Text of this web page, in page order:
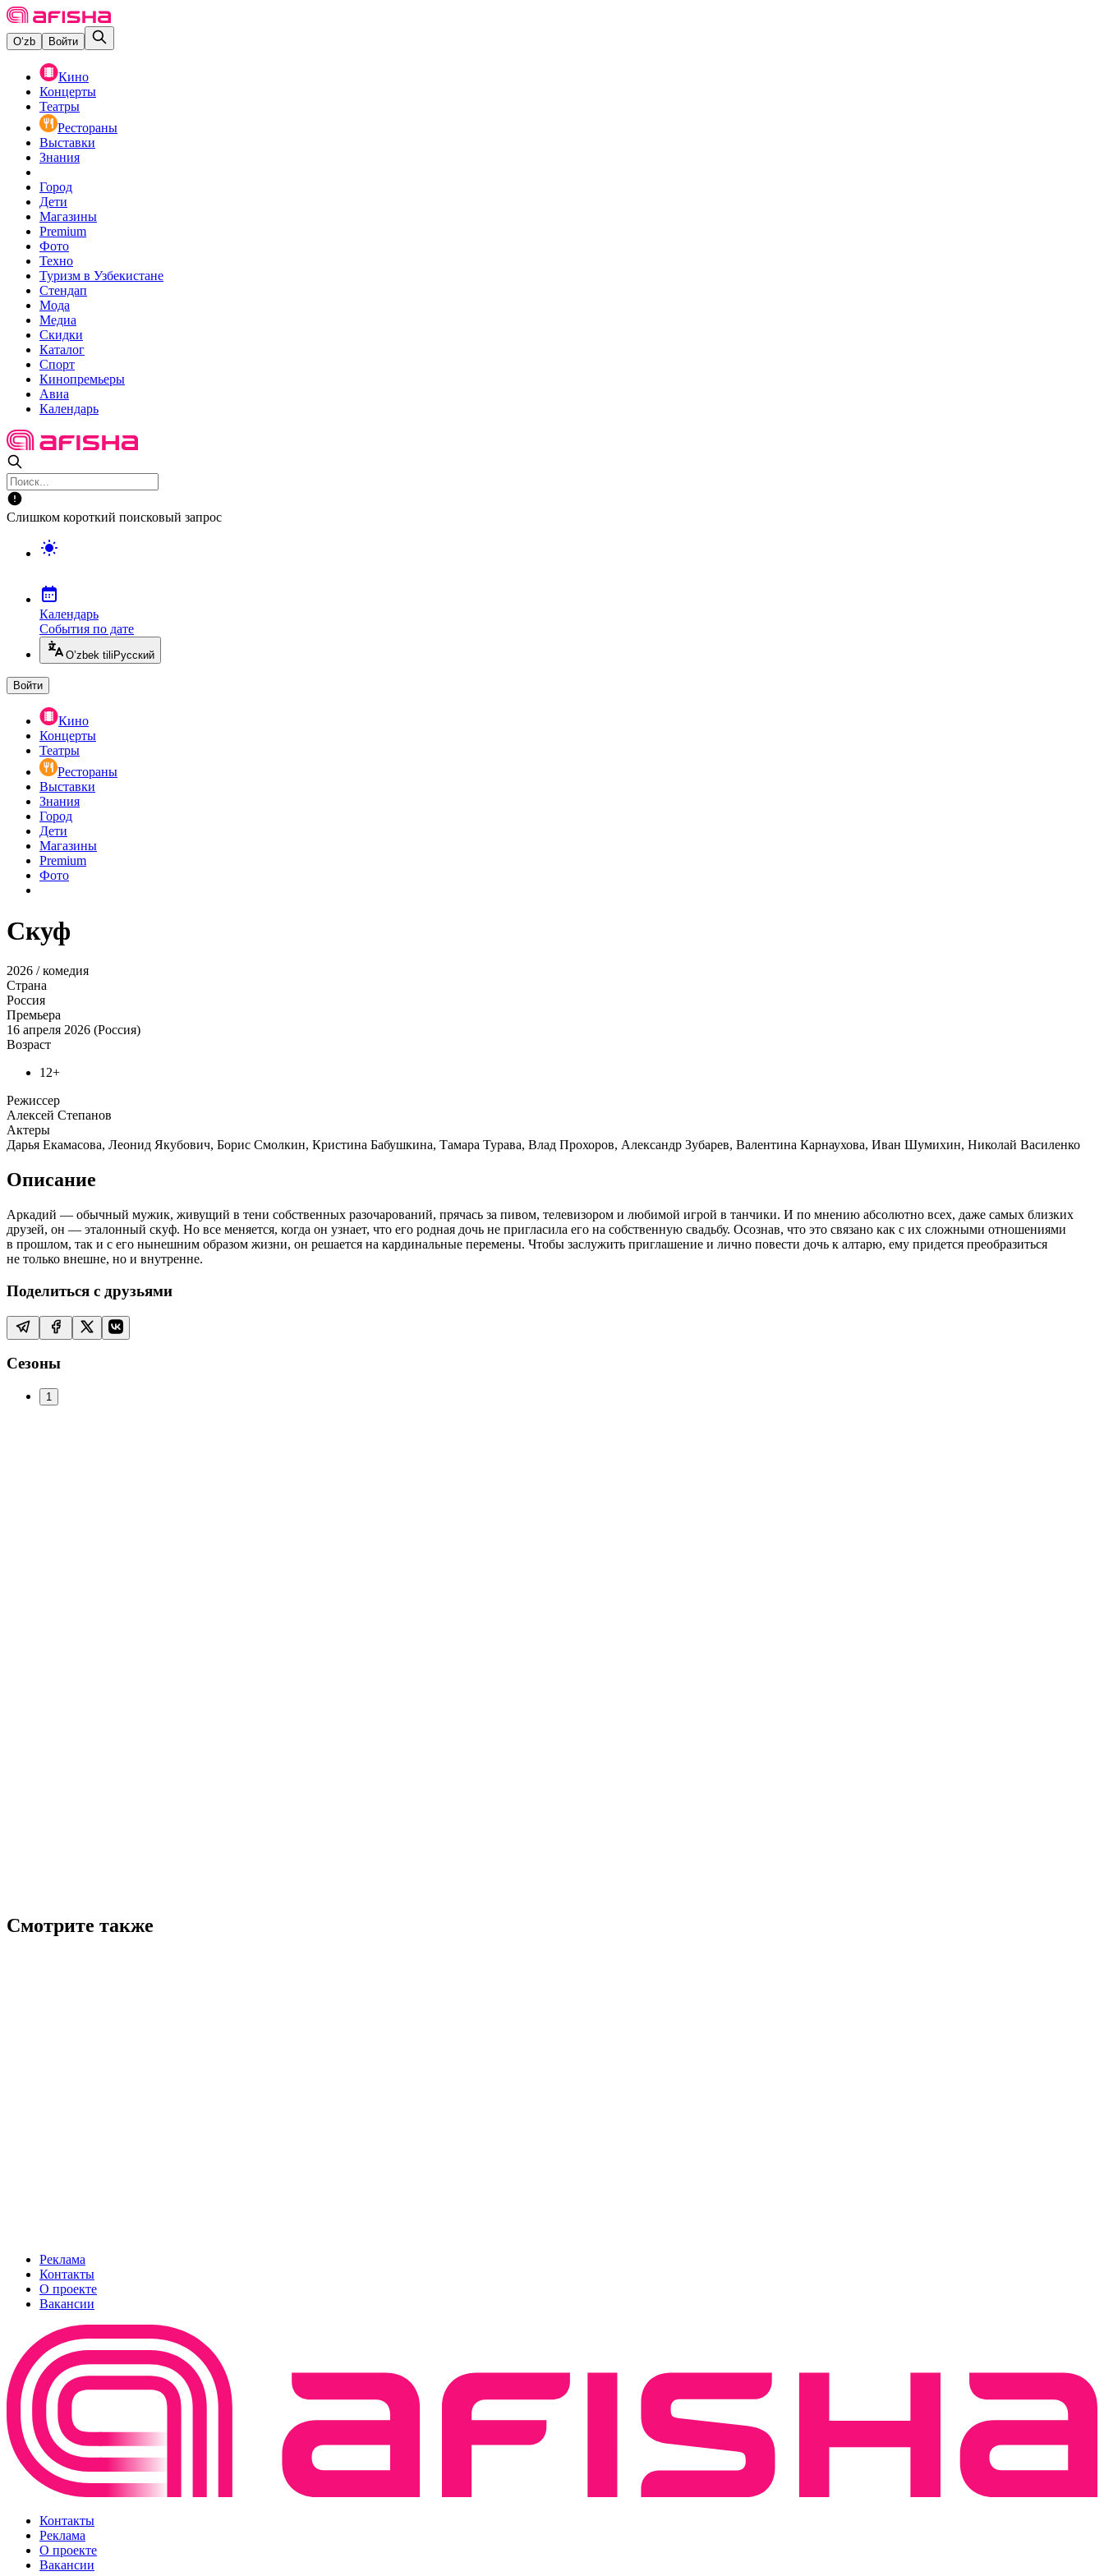
O‘zb Войти
Кино
Концерты
Театры
Рестораны
Выставки
Знания
Город
Дети
Магазины
Premium
Фото
Техно
Туризм в Узбекистане
Стендап
Мода
Медиа
Скидки
Каталог
Спорт
Кинопремьеры
Авиа
Календарь
Слишком короткий поисковый запрос
Календарь
События по дате
O’zbek tili Русский
Войти
Кино
Концерты
Театры
Рестораны
Выставки
Знания
Город
Дети
Магазины
Premium
Фото
Скуф
2026 / комедия
Страна
Россия
Премьера
16 апреля 2026 (Россия)
Возраст
12+
Режиссер
Алексей Степанов
Актеры
Дарья Екамасова, Леонид Якубович, Борис Смолкин, Кристина Бабушкина, Тамара Турава, Влад Прохоров, Александр Зубарев, Валентина Карнаухова, Иван Шумихин, Николай Василенко
Описание
Аркадий — обычный мужик, живущий в тени собственных разочарований, прячась за пивом, телевизором и любимой игрой в танчики. И по мнению абсолютно всех, даже самых близких
друзей, он — эталонный скуф. Но все меняется, когда он узнает, что его родная дочь не пригласила его на собственную свадьбу. Осознав, что это связано как с их сложными отношениями
в прошлом, так и с его нынешним образом жизни, он решается на кардинальные перемены. Чтобы заслужить приглашение и лично повести дочь к алтарю, ему придется преобразиться
не только внешне, но и внутренне.
Поделиться с друзьями
Сезоны
1
Смотрите также
Реклама
Контакты
О проекте
Вакансии
Контакты
Реклама
О проекте
Вакансии